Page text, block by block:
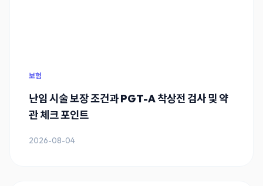
보험
난임 시술 보장 조건과 PGT-A 착상전 검사 및 약
관 체크 포인트
2026-08-04